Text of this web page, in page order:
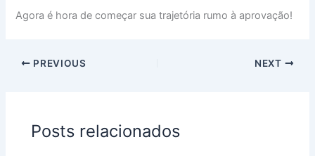
Agora é hora de começar sua trajetória rumo à aprovação!
PREVIOUS NEXT
Posts relacionados